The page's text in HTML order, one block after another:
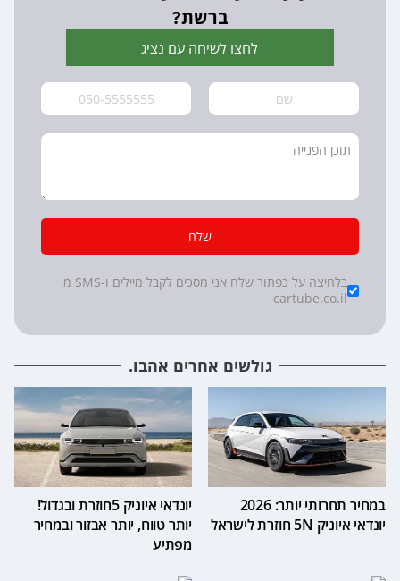
ברשת?
לחצו לשיחה עם נציג
שלח
Checkboxes
*
בלחיצה על כפתור שלח אני מסכים לקבל מיילים ו-SMS מ
cartube.co.il
גולשים אחרים אהבו.
במחיר תחרותי יותר: 2026
יונדאי איוניק 5N חוזרת לישראל
יונדאי איוניק 5חוזרת ובגדול!
יותר טווח, יותר אבזור ובמחיר
מפתיע